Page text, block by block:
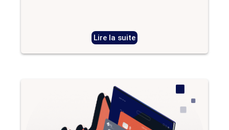
Lire la suite